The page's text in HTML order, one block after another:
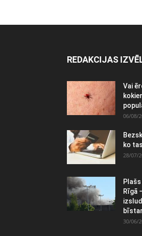
REDAKCIJAS
Vai
06/08/
ko
28/07/
Rīgā
30/06/